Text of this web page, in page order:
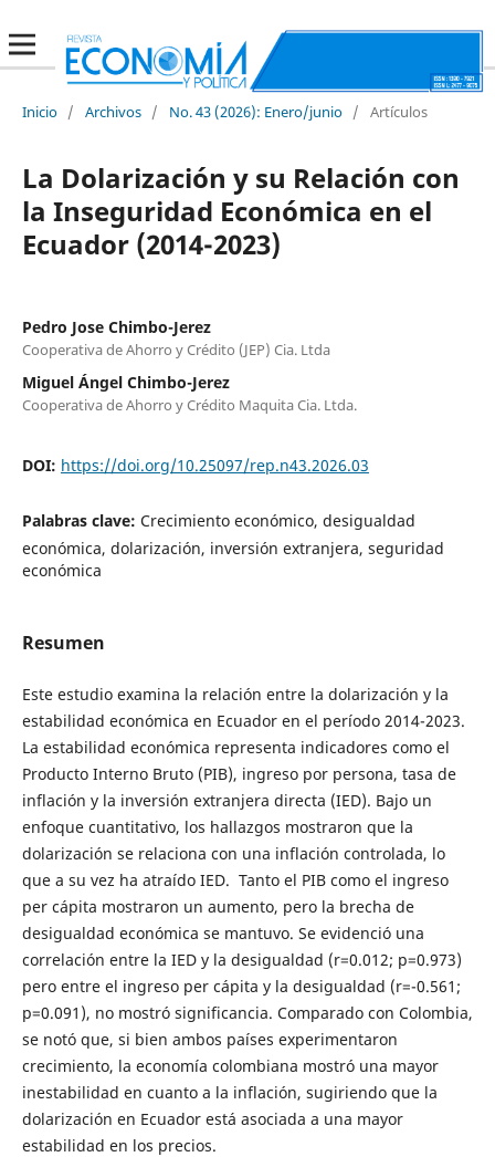
Inicio / Archivos / No. 43 (2026): Enero/junio / Artículos
La Dolarización y su Relación con
la Inseguridad Económica en el
Ecuador (2014-2023)
Pedro Jose Chimbo-Jerez
Cooperativa de Ahorro y Crédito (JEP) Cia. Ltda
Miguel Ángel Chimbo-Jerez
Cooperativa de Ahorro y Crédito Maquita Cia. Ltda.
DOI: https://doi.org/10.25097/rep.n43.2026.03
Palabras clave: Crecimiento económico, desigualdad
económica, dolarización, inversión extranjera, seguridad
económica
Resumen
Este estudio examina la relación entre la dolarización y la
estabilidad económica en Ecuador en el período 2014-2023.
La estabilidad económica representa indicadores como el
Producto Interno Bruto (PIB), ingreso por persona, tasa de
inflación y la inversión extranjera directa (IED). Bajo un
enfoque cuantitativo, los hallazgos mostraron que la
dolarización se relaciona con una inflación controlada, lo
que a su vez ha atraído IED. Tanto el PIB como el ingreso
per cápita mostraron un aumento, pero la brecha de
desigualdad económica se mantuvo. Se evidenció una
correlación entre la IED y la desigualdad (r=0.012; p=0.973)
pero entre el ingreso per cápita y la desigualdad (r=-0.561;
p=0.091), no mostró significancia. Comparado con Colombia,
se notó que, si bien ambos países experimentaron
crecimiento, la economía colombiana mostró una mayor
inestabilidad en cuanto a la inflación, sugiriendo que la
dolarización en Ecuador está asociada a una mayor
estabilidad en los precios.